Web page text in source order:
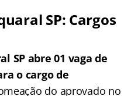
SP: Cargos
SP abre 01 vaga de
o cargo de
do aprovado no